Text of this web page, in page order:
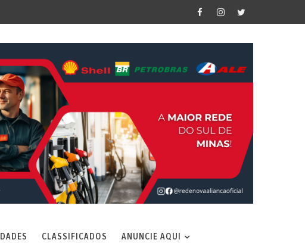
CLASSIFICADOS ANUNCIE AQUI